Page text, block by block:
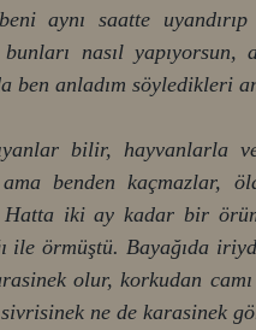
aynı saatte
nasıl yapıyorsun,
ben anladım söyledikleri
bilir, hayvanlarla
benden kaçmazlar,
Hatta iki ay kadar bir
ile örmüştü. Bayağıda
olur, korkudan
ne de karasinek